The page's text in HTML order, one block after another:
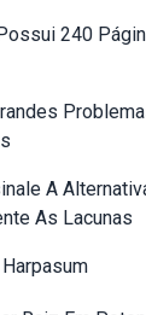
240
A
As Lacunas